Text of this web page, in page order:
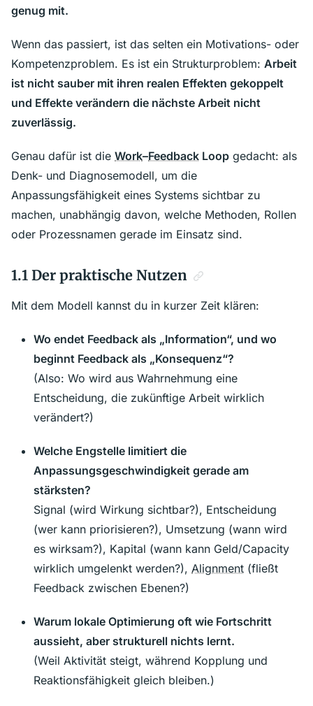
genug mit.
Wenn das passiert, ist das selten ein Motivations- oder
Kompetenzproblem. Es ist ein Strukturproblem: Arbeit
ist nicht sauber mit ihren realen Effekten gekoppelt
und Effekte verändern die nächste Arbeit nicht
zuverlässig.
Genau dafür ist die Work–Feedback Loop gedacht: als
Denk- und Diagnosemodell, um die
Anpassungsfähigkeit eines Systems sichtbar zu
machen, unabhängig davon, welche Methoden, Rollen
oder Prozessnamen gerade im Einsatz sind.
1.1 Der praktische Nutzen
Mit dem Modell kannst du in kurzer Zeit klären:
Wo endet Feedback als „Information“, und wo
beginnt Feedback als „Konsequenz“?
(Also: Wo wird aus Wahrnehmung eine
Entscheidung, die zukünftige Arbeit wirklich
verändert?)
Welche Engstelle limitiert die
Anpassungsgeschwindigkeit gerade am
stärksten?
Signal (wird Wirkung sichtbar?), Entscheidung
(wer kann priorisieren?), Umsetzung (wann wird
es wirksam?), Kapital (wann kann Geld/Capacity
wirklich umgelenkt werden?), Alignment (fließt
Feedback zwischen Ebenen?)
Warum lokale Optimierung oft wie Fortschritt
aussieht, aber strukturell nichts lernt.
(Weil Aktivität steigt, während Kopplung und
Reaktionsfähigkeit gleich bleiben.)